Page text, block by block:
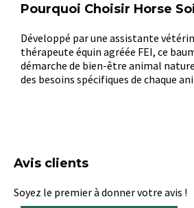
Pourquoi Choisir Horse
Développé par une assistante
thérapeute équin agréée FEI, ce
démarche de bien-être animal
des besoins spécifiques de chaque
Avis clients
Soyez le premier à donner votre avis !